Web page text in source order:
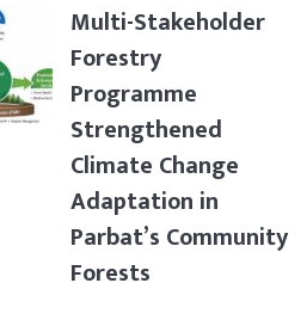
Multi-Stakeholder
Forestry
Programme
Strengthened
Climate Change
Adaptation in
Parbat’s Community
Forests